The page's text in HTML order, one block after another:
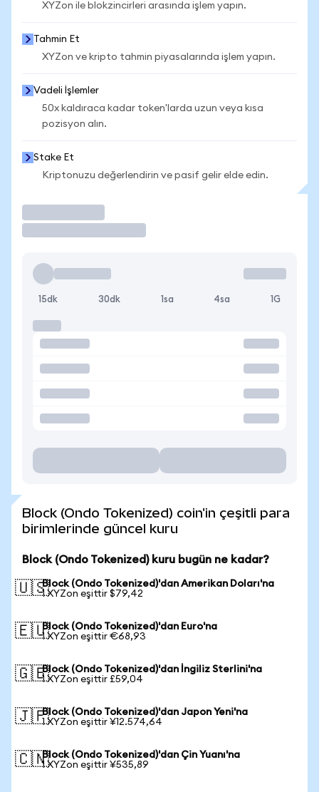
XYZon ile blokzincirleri arasında işlem yapın.
Tahmin Et
XYZon ve kripto tahmin piyasalarında işlem yapın.
Vadeli İşlemler
50x kaldıraca kadar token'larda uzun veya kısa
pozisyon alın.
Stake Et
Kriptonuzu değerlendirin ve pasif gelir elde edin.
15dk 30dk 1sa 4sa 1G
Block (Ondo Tokenized) coin'in çeşitli para
birimlerinde güncel kuru
Block (Ondo Tokenized) kuru bugün ne kadar?
🇺🇸Block (Ondo Tokenized)'dan Amerikan Doları'na
1 XYZon eşittir $79,42
🇪🇺Block (Ondo Tokenized)'dan Euro'na
1 XYZon eşittir €68,93
🇬🇧Block (Ondo Tokenized)'dan İngiliz Sterlini'na
1 XYZon eşittir £59,04
🇯🇵Block (Ondo Tokenized)'dan Japon Yeni'na
1 XYZon eşittir ¥12.574,64
🇨🇳Block (Ondo Tokenized)'dan Çin Yuanı'na
1 XYZon eşittir ¥535,89